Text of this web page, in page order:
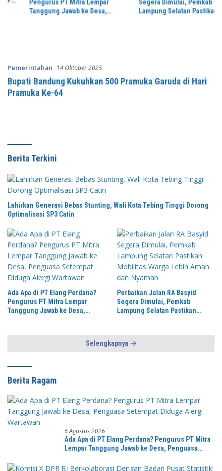
Pengurus PT Mitra Lempar
Tanggung Jawab ke Desa,
Segera Dimulai, Pemkab
Lampung Selatan Pastikan
Pemerintahan 14 Oktober 2025
Bupati Bandung Kukuhkan 500 Pramuka Garuda di Hari
Pramuka Ke-64
Berita Terkini
Lahirkan Generasi Bebas Stunting, Wali Kota Tebing Tinggi Dorong
Optimalisasi SP3 Catin
Ada Apa di PT Elang Perdana?
Pengurus PT Mitra Lempar
Tanggung Jawab ke Desa,
Perbaikan Jalan RA Basyid
Segera Dimulai, Pemkab
Lampung Selatan Pastikan
Selengkapnya
Berita Ragam
6 Agustus 2026
Ada Apa di PT Elang Perdana? Pengurus PT Mitra
Lempar Tanggung Jawab ke Desa, Penguasa